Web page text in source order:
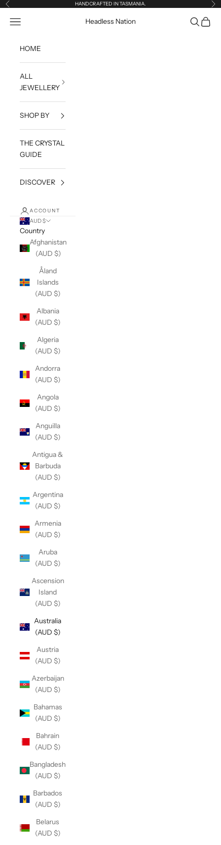
Skip to content
Previous HANDCRAFTED IN TASMANIA.
Headless Nation
Open navigation menu OpenOpen
HOME
ALL
JEWELLERY
SHOP BY
THE CRYSTAL
GUIDE
DISCOVER
ACCOUNT
AUD $
Country
Afghanistan
(AUD $)
Åland
Islands
(AUD $)
Albania
(AUD $)
Algeria
(AUD $)
Andorra
(AUD $)
Angola
(AUD $)
Anguilla
(AUD $)
Antigua &
Barbuda
(AUD $)
Argentina
(AUD $)
Armenia
(AUD $)
Aruba
(AUD $)
Ascension
Island
(AUD $)
Australia
(AUD $)
Austria
(AUD $)
Azerbaijan
(AUD $)
Bahamas
(AUD $)
Bahrain
(AUD $)
Bangladesh
(AUD $)
Barbados
(AUD $)
Belarus
(AUD $)